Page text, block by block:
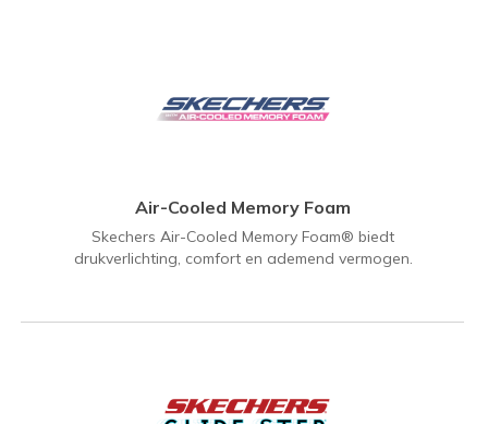
Air-Cooled Memory Foam
Skechers Air-Cooled Memory Foam® biedt
drukverlichting, comfort en ademend vermogen.